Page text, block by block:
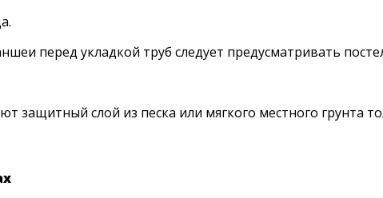
перед укладкой труб следует предусматривать
защитный слой из песка или мягкого местного грунта